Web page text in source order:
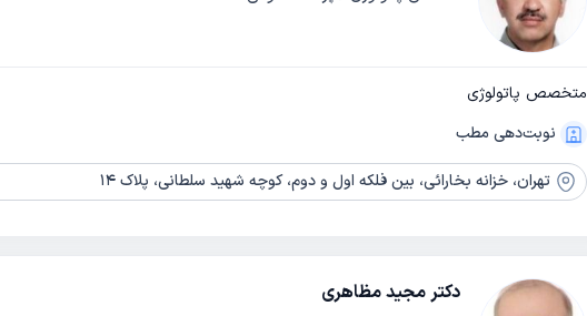
متخصص پاتولوژی
نوبت‌دهی مطب
تهران، خزانه بخارائی، بین فلکه اول و دوم، کوچه شهید سلطانی، پلاک 14
دکتر مجید مظاهری